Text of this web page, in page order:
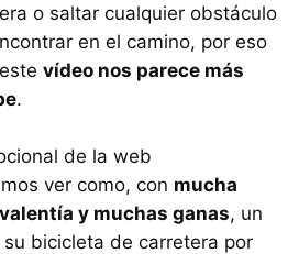
o saltar cualquier obstáculo
en el camino, por eso
vídeo nos parece más
.
de la web
ver como, con mucha
y muchas ganas, un
bicicleta de carretera por